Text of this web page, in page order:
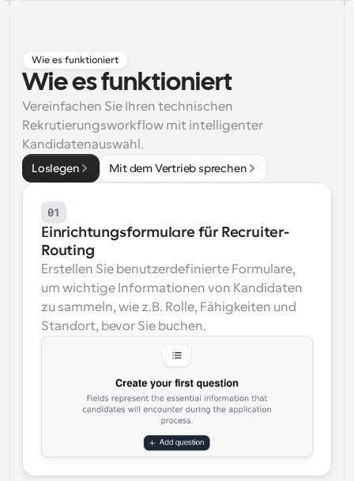
Supercharged Planung mit KI-gestützten Anrufen
Blog
Bleiben Sie auf dem Laufenden über die neuesten
Nachrichten und Updates.
Sofortige Besprechungen
Treffen Sie sich in wenigen Minuten mit Kunden
Nahtlos Meetings mit mehreren Personen buchen
Webhooks
Erhalten Sie eine Benachrichtigung, wenn etwas
passiert
Wie es funktioniert
Wie es funktioniert
Vereinfachen Sie Ihren technischen
Rekrutierungsworkflow mit intelligenter
Kandidatenauswahl.
Loslegen Mit dem Vertrieb sprechen
01
Einrichtungsformulare für Recruiter-
Routing
Erstellen Sie benutzerdefinierte Formulare,
um wichtige Informationen von Kandidaten
zu sammeln, wie z.B. Rolle, Fähigkeiten und
Standort, bevor Sie buchen.